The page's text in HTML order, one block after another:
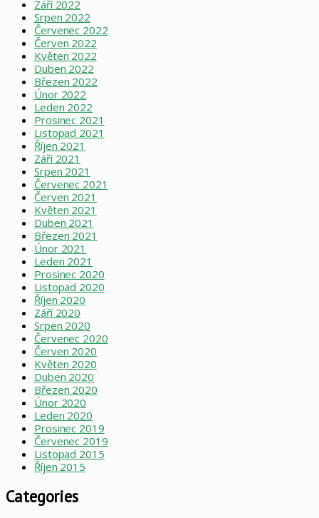
Září 2022
Srpen 2022
Červenec 2022
Červen 2022
Květen 2022
Duben 2022
Březen 2022
Únor 2022
Leden 2022
Prosinec 2021
Listopad 2021
Říjen 2021
Září 2021
Srpen 2021
Červenec 2021
Červen 2021
Květen 2021
Duben 2021
Březen 2021
Únor 2021
Leden 2021
Prosinec 2020
Listopad 2020
Říjen 2020
Září 2020
Srpen 2020
Červenec 2020
Červen 2020
Květen 2020
Duben 2020
Březen 2020
Únor 2020
Leden 2020
Prosinec 2019
Červenec 2019
Listopad 2015
Říjen 2015
Categories